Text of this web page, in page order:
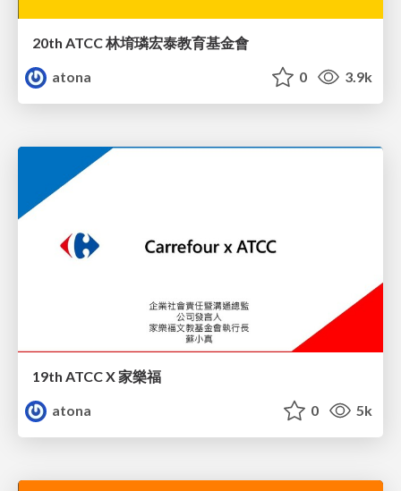
20th ATCC 林堉璘宏泰教育基金會
atona
0 3.9k
19th ATCC X 家樂福
atona
0 5k